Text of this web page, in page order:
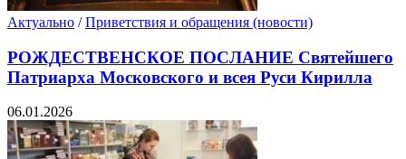
Актуально /Приветствия и обращения (новости)
РОЖДЕСТВЕНСКОЕ ПОСЛАНИЕ Святейшего
Патриарха Московского и всея Руси Кирилла
06.01.2026